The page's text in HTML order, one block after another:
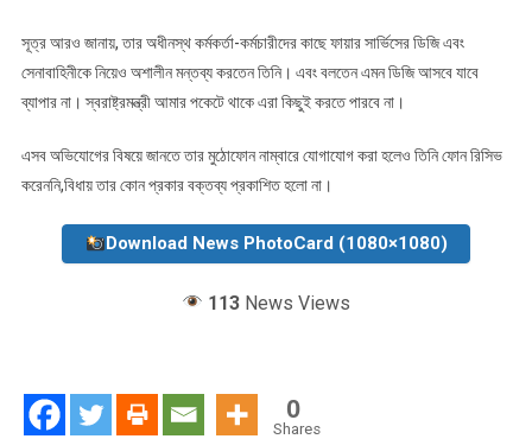
সূত্র আরও জানায়, তার অধীনস্থ কর্মকর্তা-কর্মচারীদের কাছে ফায়ার সার্ভিসের ডিজি এবং
সেনাবাহিনীকে নিয়েও অশালীন মন্তব্য করতেন তিনি। এবং বলতেন এমন ডিজি আসবে যাবে
ব্যাপার না। স্বরাষ্ট্রমন্ত্রী আমার পকেটে থাকে এরা কিছুই করতে পারবে না।
এসব অভিযোগের বিষয়ে জানতে তার মুঠোফোন নাম্বারে যোগাযোগ করা হলেও তিনি ফোন রিসিভ
করেননি,বিধায় তার কোন প্রকার বক্তব্য প্রকাশিত হলো না।
Download News PhotoCard (1080×1080)
113 News Views
0
Shares